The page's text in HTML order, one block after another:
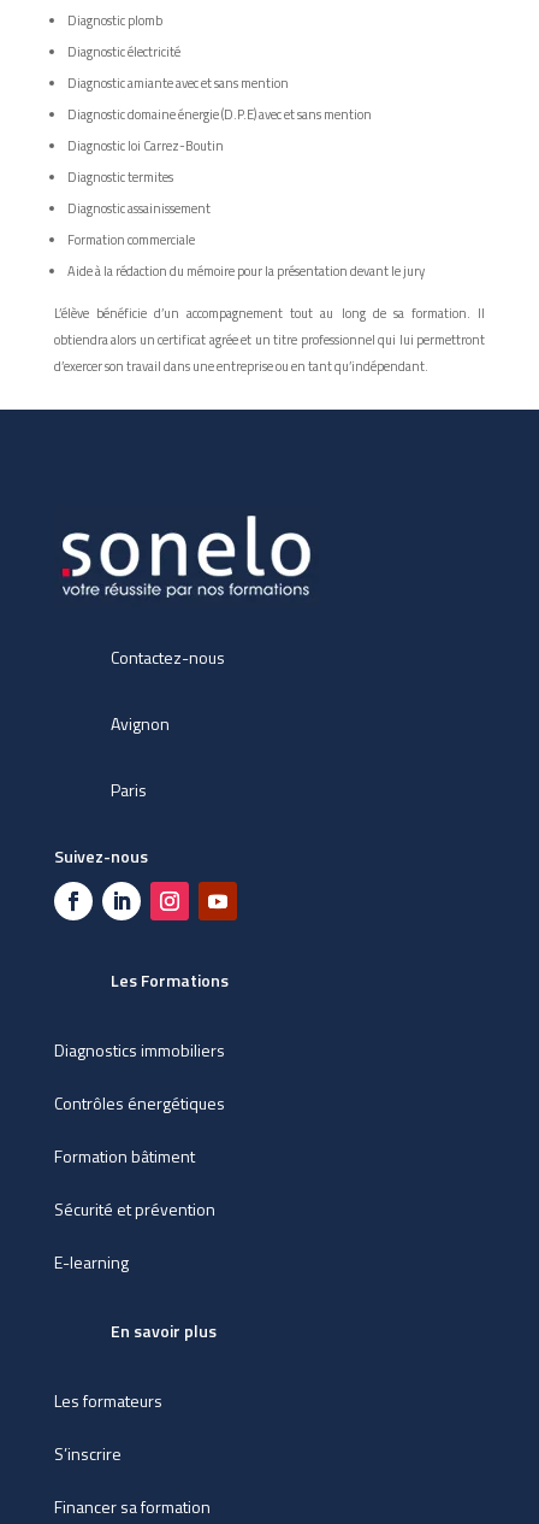
Diagnostic plomb
Diagnostic électricité
Diagnostic amiante avec et sans mention
Diagnostic domaine énergie (D.P.E) avec et sans mention
Diagnostic loi Carrez-Boutin
Diagnostic termites
Diagnostic assainissement
Formation commerciale
Aide à la rédaction du mémoire pour la présentation devant le jury
L’élève bénéficie d’un accompagnement tout au long de sa formation. Il
obtiendra alors un certificat agrée et un titre professionnel qui lui permettront
d’exercer son travail dans une entreprise ou en tant qu’indépendant.
Contactez-nous
Avignon
Paris
Suivez-nous
Les Formations
Diagnostics immobiliers
Contrôles énergétiques
Formation bâtiment
Sécurité et prévention
E-learning
En savoir plus
Les formateurs
S’inscrire
Financer sa formation